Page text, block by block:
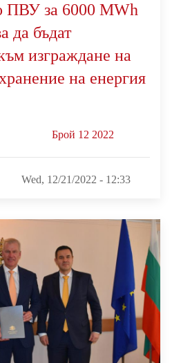
ПВУ за 6000 MWh
да бъдат
изграждане на
на енергия
Брой 12 2022
Wed, 12/21/2022 - 12:33